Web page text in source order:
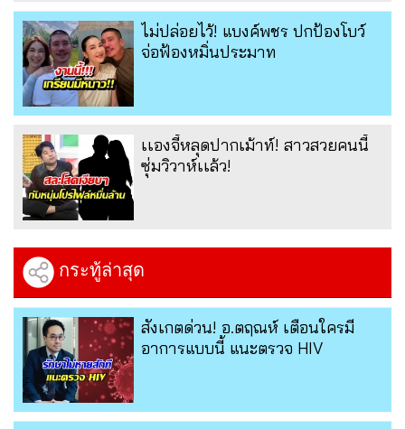
ไม่ปล่อยไว้! แบงค์พชร ปกป้องโบว์
จ่อฟ้องหมิ่นประมาท
เเองจี้หลุดปากเม้าท์! สาวสวยคนนี้
ซุ่มวิวาห์เเล้ว!
กระทู้ล่าสุด
สังเกตด่วน! อ.ตฤณห์ เตือนใครมี
อาการแบบนี้ แนะตรวจ HIV